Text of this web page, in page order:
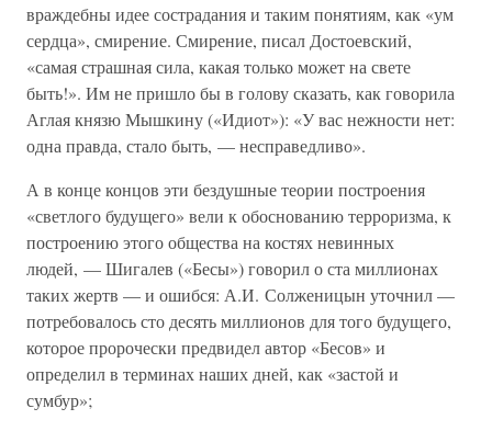
враждебны идее сострадания и таким понятиям, как «ум
сердца», смирение. Смирение, писал Достоевский,
«самая страшная сила, какая только может на свете
быть!». Им не пришло бы в голову сказать, как говорила
Аглая князю Мышкину («Идиот»): «У вас нежности нет:
одна правда, стало быть, — несправедливо».
А в конце концов эти бездушные теории построения
«светлого будущего» вели к обоснованию терроризма, к
построению этого общества на костях невинных
людей, — Шигалев («Бесы») говорил о ста миллионах
таких жертв — и ошибся: А.И. Солженицын уточнил —
потребовалось сто десять миллионов для того будущего,
которое пророчески предвидел автор «Бесов» и
определил в терминах наших дней, как «застой и
сумбур»;